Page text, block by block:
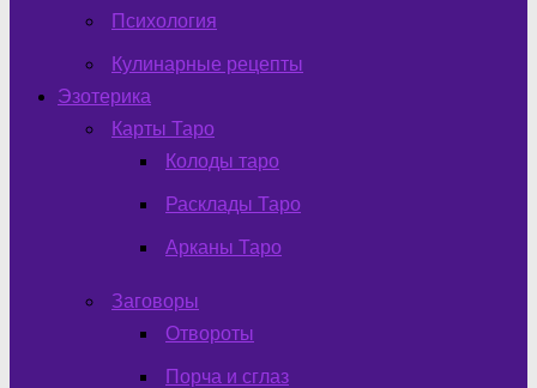
Психология
Кулинарные рецепты
Эзотерика
Карты Таро
Колоды таро
Расклады Таро
Арканы Таро
Заговоры
Отвороты
Порча и сглаз